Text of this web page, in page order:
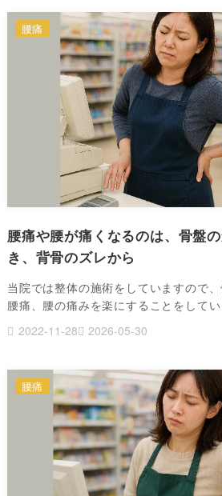
腰痛や腰が痛くなるのは、骨盤
き、背骨のズレから
当院では整体の施術をしていますので
腰痛、腰の痛みを楽にすることをして
2022-11-28
2026-05-30
腰痛
腰痛